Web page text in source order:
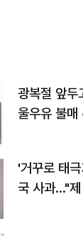
광복절 앞
울우유 불매
'거꾸로 태
국 사과…"